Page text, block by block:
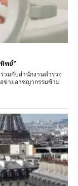
พย์”
วมกับสำนักงานตำรวจ
ข่ายอาชญากรรมข้าม